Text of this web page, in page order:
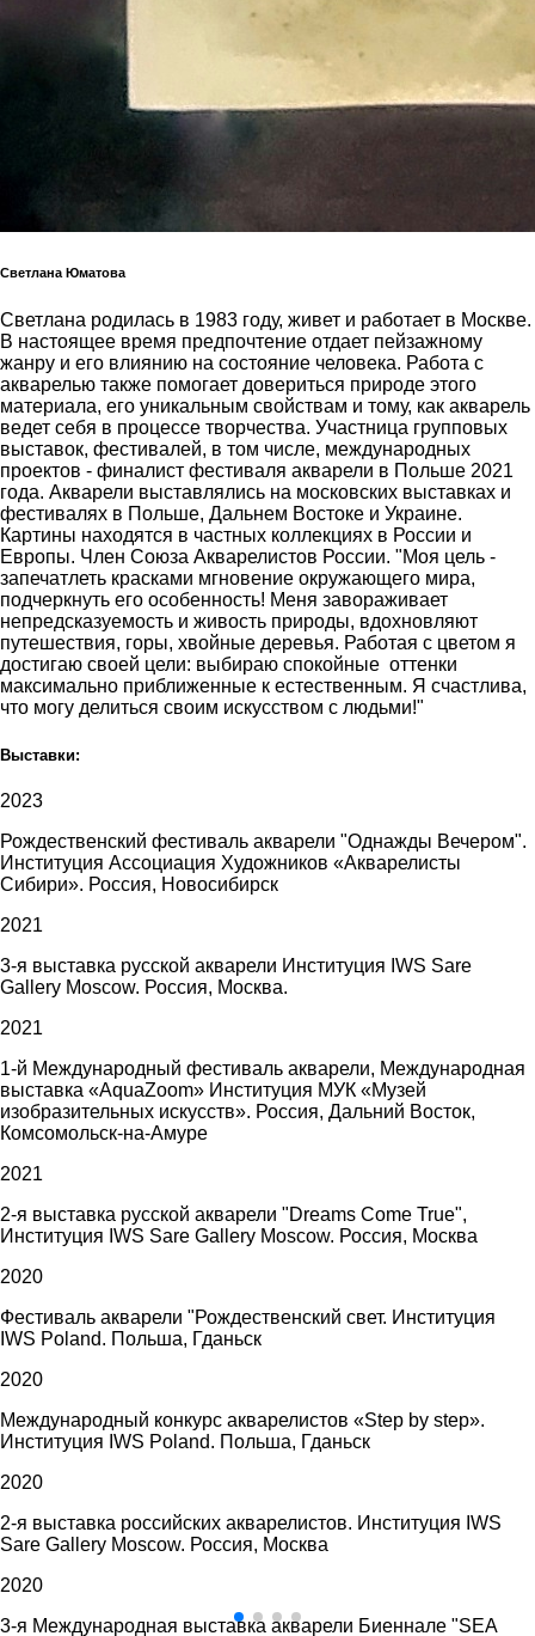
Светлана Юматова
Светлана родилась в 1983 году, живет и работает в Москве.
В настоящее время предпочтение отдает пейзажному
жанру и его влиянию на состояние человека. Работа с
акварелью также помогает довериться природе этого
материала, его уникальным свойствам и тому, как акварель
ведет себя в процессе творчества. Участница групповых
выставок, фестивалей, в том числе, международных
проектов - финалист фестиваля акварели в Польше 2021
года. Акварели выставлялись на московских выставках и
фестивалях в Польше, Дальнем Востоке и Украине.
Картины находятся в частных коллекциях в России и
Европы. Член Союза Акварелистов России. "Моя цель -
запечатлеть красками мгновение окружающего мира,
подчеркнуть его особенность! Меня завораживает
непредсказуемость и живость природы, вдохновляют
путешествия, горы, хвойные деревья. Работая с цветом я
достигаю своей цели: выбираю спокойные оттенки
максимально приближенные к естественным. Я счастлива,
что могу делиться своим искусством с людьми!"
Выставки:
2023
Рождественский фестиваль акварели "Однажды Вечером".
Институция Ассоциация Художников «Акварелисты
Сибири». Россия, Новосибирск
2021
3-я выставка русской акварели Институция IWS Sare
Gallery Moscow. Россия, Москва.
2021
1-й Международный фестиваль акварели, Международная
выставка «AquaZoom» Институция МУК «Музей
изобразительных искусств». Россия, Дальний Восток,
Комсомольск-на-Амуре
2021
2-я выставка русской акварели "Dreams Come True",
Институция IWS Sare Gallery Moscow. Россия, Москва
2020
Фестиваль акварели "Рождественский свет. Институция
IWS Poland. Польша, Гданьск
2020
Международный конкурс акварелистов «Step by step».
Институция IWS Poland. Польша, Гданьск
2020
2-я выставка российских акварелистов. Институция IWS
Sare Gallery Moscow. Россия, Москва
2020
3-я Международная выставка акварели Биеннале "SEA